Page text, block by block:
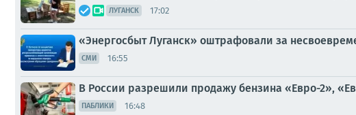
ЛУГАНСК 17:02
«Энергосбыт Луганск» оштрафовали за
СМИ 16:55
В России разрешили продажу бензина «Евро-2»,
ПАБЛИКИ 16:48